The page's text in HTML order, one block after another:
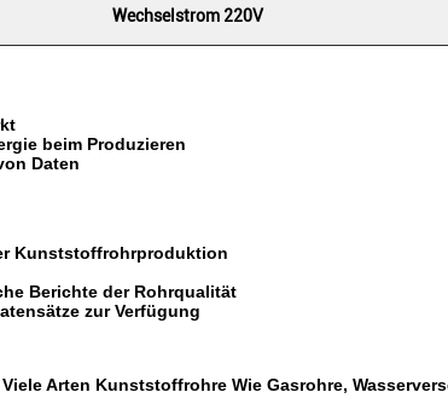
Wechselstrom 220V
beim Produzieren
Daten
Kunststoffrohrproduktion
Berichte der Rohrqualität
zur Verfügung
Arten Kunststoffrohre Wie Gasrohre,